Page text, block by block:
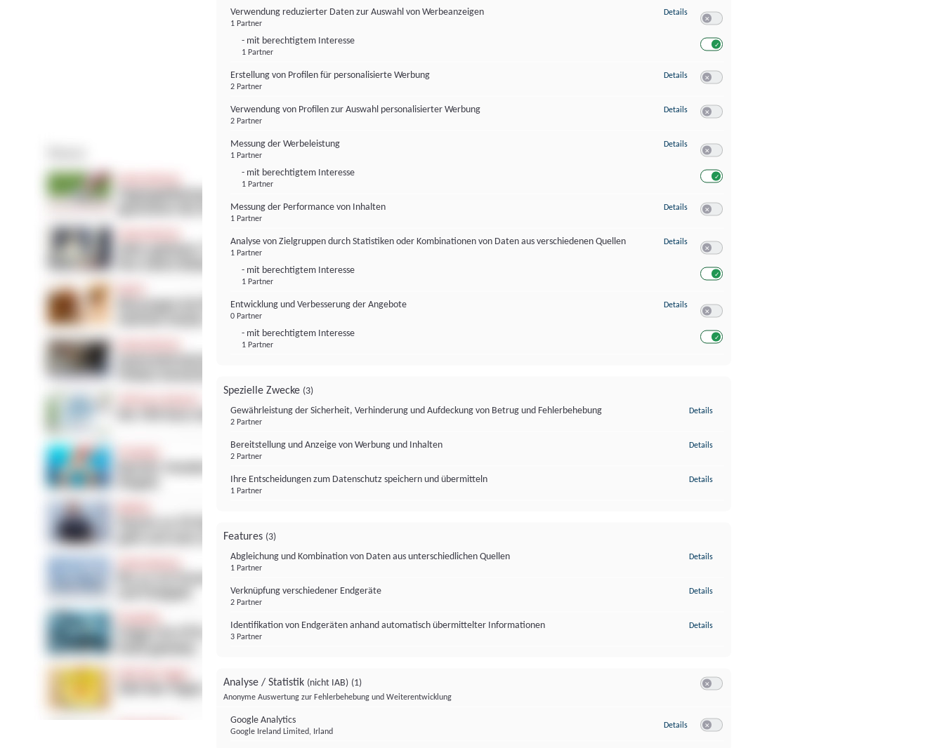
Verwendung reduzierter Daten zur Auswahl von Werbeanzeigen
1 Partner
- mit berechtigtem Interesse
1 Partner
Details zu Verwendung reduzierter Daten zur Auswahl von Werbeanzeigen
Erstellung von Profilen für personalisierte Werbung
2 Partner
Details zu Erstellung von Profilen für personalisierte Werbung
Verwendung von Profilen zur Auswahl personalisierter Werbung
2 Partner
Details zu Verwendung von Profilen zur Auswahl personalisierter Werbung
Messung der Werbeleistung
1 Partner
- mit berechtigtem Interesse
1 Partner
Details zu Messung der Werbeleistung
Messung der Performance von Inhalten
1 Partner
Details zu Messung der Performance von Inhalten
Analyse von Zielgruppen durch Statistiken oder Kombinationen von Daten aus verschiedenen Quellen
1 Partner
- mit berechtigtem Interesse
1 Partner
Details zu Analyse von Zielgruppen durch Statistiken oder Kombinationen von
Entwicklung und Verbesserung der Angebote
0 Partner
- mit berechtigtem Interesse
1 Partner
Details zu Entwicklung und Verbesserung der Angebote
Spezielle Zwecke (3)
Gewährleistung der Sicherheit, Verhinderung und Aufdeckung von Betrug und Fehlerbehebung
2 Partner
Details
Bereitstellung und Anzeige von Werbung und Inhalten
2 Partner
Details
Ihre Entscheidungen zum Datenschutz speichern und übermitteln
1 Partner
Details
Features (3)
Abgleichung und Kombination von Daten aus unterschiedlichen Quellen
1 Partner
Details
Verknüpfung verschiedener Endgeräte
2 Partner
Details
Identifikation von Endgeräten anhand automatisch übermittelter Informationen
3 Partner
Details
Analyse / Statistik (nicht IAB) (1)
Anonyme Auswertung zur Fehlerbehebung und Weiterentwicklung
Google Analytics
Google Ireland Limited, Irland
Details zu Google Analytics